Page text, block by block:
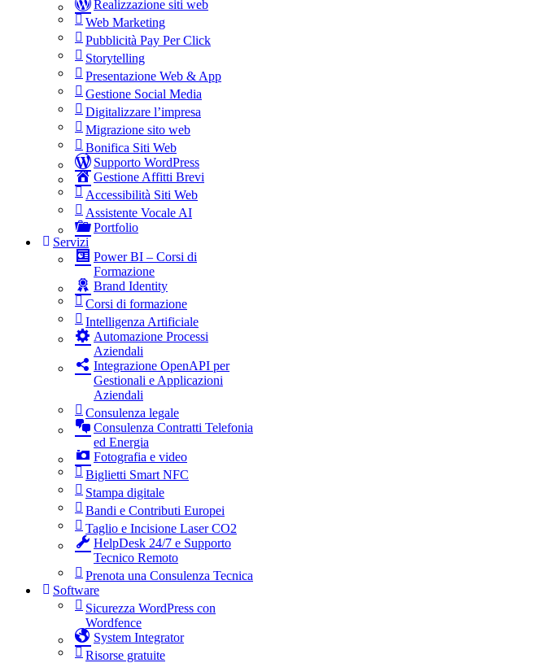
Realizzazione siti web
Web Marketing
Pubblicità Pay Per Click
Storytelling
Presentazione Web & App
Gestione Social Media
Digitalizzare l’impresa
Migrazione sito web
Bonifica Siti Web
Supporto WordPress
Gestione Affitti Brevi
Accessibilità Siti Web
Assistente Vocale AI
Portfolio
Servizi
Power BI – Corsi di
Formazione
Brand Identity
Corsi di formazione
Intelligenza Artificiale
Automazione Processi
Aziendali
Integrazione OpenAPI per
Gestionali e Applicazioni
Aziendali
Consulenza legale
Consulenza Contratti Telefonia
ed Energia
Fotografia e video
Biglietti Smart NFC
Stampa digitale
Bandi e Contributi Europei
Taglio e Incisione Laser CO2
HelpDesk 24/7 e Supporto
Tecnico Remoto
Prenota una Consulenza Tecnica
Software
Sicurezza WordPress con
Wordfence
System Integrator
Risorse gratuite